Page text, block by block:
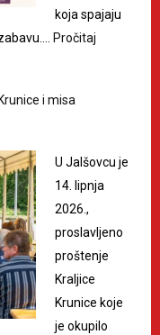
koja spajaju
Pročitaj
i misa
U Jalšovcu je
14. lipnja
2026.,
proslavljeno
proštenje
Kraljice
Krunice koje
je okupilo